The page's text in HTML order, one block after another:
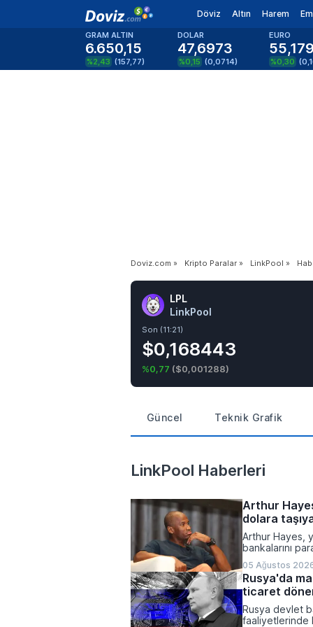
Döviz Altın Harem
GRAM ALTIN
6.650,15
%2,43 (157,77)
DOLAR
47,6973
%0,15 (0,0714)
EURO
%0,30 (
Doviz.com » Kripto Paralar » LinkPool »
LPL
LinkPool
Son (11:21)
$0,168443
%0,77 ($0,001288)
Güncel Teknik Grafik
LinkPool Haberleri
Arthur
dolara
Arthur Hayes,
bankalarını
fiyatını 1
kayıplarının
açacağını
olacağı
05 Ağustos
Rusya'da
ticaret
Rusya devlet
faaliyetlerinde